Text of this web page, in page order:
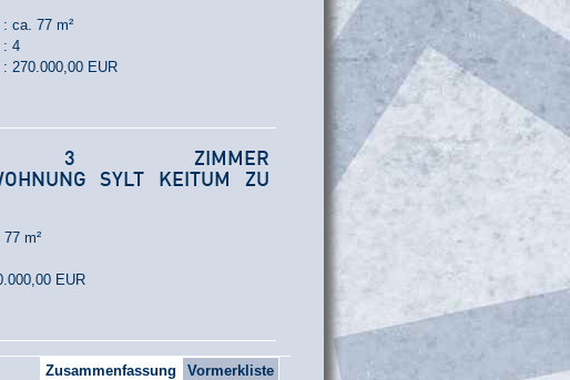
: ca. 77 m²
: 4
: 270.000,00 EUR
3 ZIMMER
SYLT KEITUM ZU
m²
EUR
Vormerkliste
Zusammenfassung